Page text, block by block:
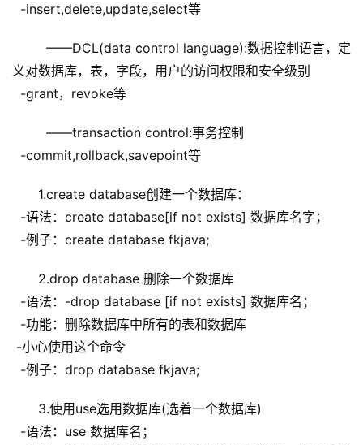
-insert,delete,update,select等
——DCL(data control language):数据控制语言，定
义对数据库，表，字段，用户的访问权限和安全级别
-grant，revoke等
——transaction control:事务控制
-commit,rollback,savepoint等
1.create database创建一个数据库：
-语法：create database[if not exists] 数据库名字；
-例子：create database fkjava;
2.drop database 删除一个数据库
-语法：-drop database [if not exists] 数据库名；
-功能：删除数据库中所有的表和数据库
-小心使用这个命令
-例子：drop database fkjava;
3.使用use选用数据库(选着一个数据库)
-语法：use 数据库名；